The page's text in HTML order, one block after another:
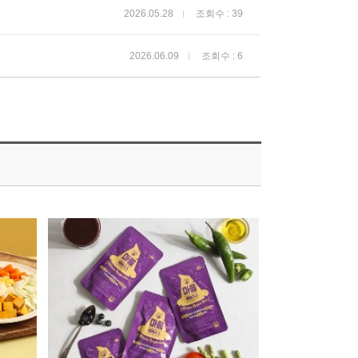
2026.05.28 조회수 : 39
2026.06.09 조회수 : 6